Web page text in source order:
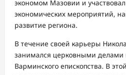
экономом Мазовии и
экономических мероприятий,
развитие региона.
В течение своей карьеры
занимался церковными делами
Варминского епископства. В